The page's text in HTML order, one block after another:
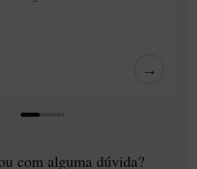
→
com alguma dúvida?